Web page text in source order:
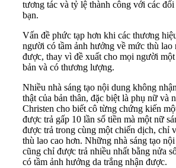
tương tác và tỷ lệ thành công với các
bạn.
Vấn đề phức tạp hơn khi các thương
người có tầm ảnh hưởng về mức thù lao
được, thay vì đề xuất cho mọi người
bản và có thương lượng.
Nhiều nhà sáng tạo nội dung không
thật của bản thân, đặc biệt là phụ nữ và
Christen cho biết cô từng chứng kiến
được trả gấp 10 lần số tiền mà một nữ
được trả trong cùng một chiến dịch, chỉ
thù lao cao hơn. Những nhà sáng tạo
cũng chỉ được trả nhiều nhất bằng nửa
có tầm ảnh hưởng da trắng nhận được.